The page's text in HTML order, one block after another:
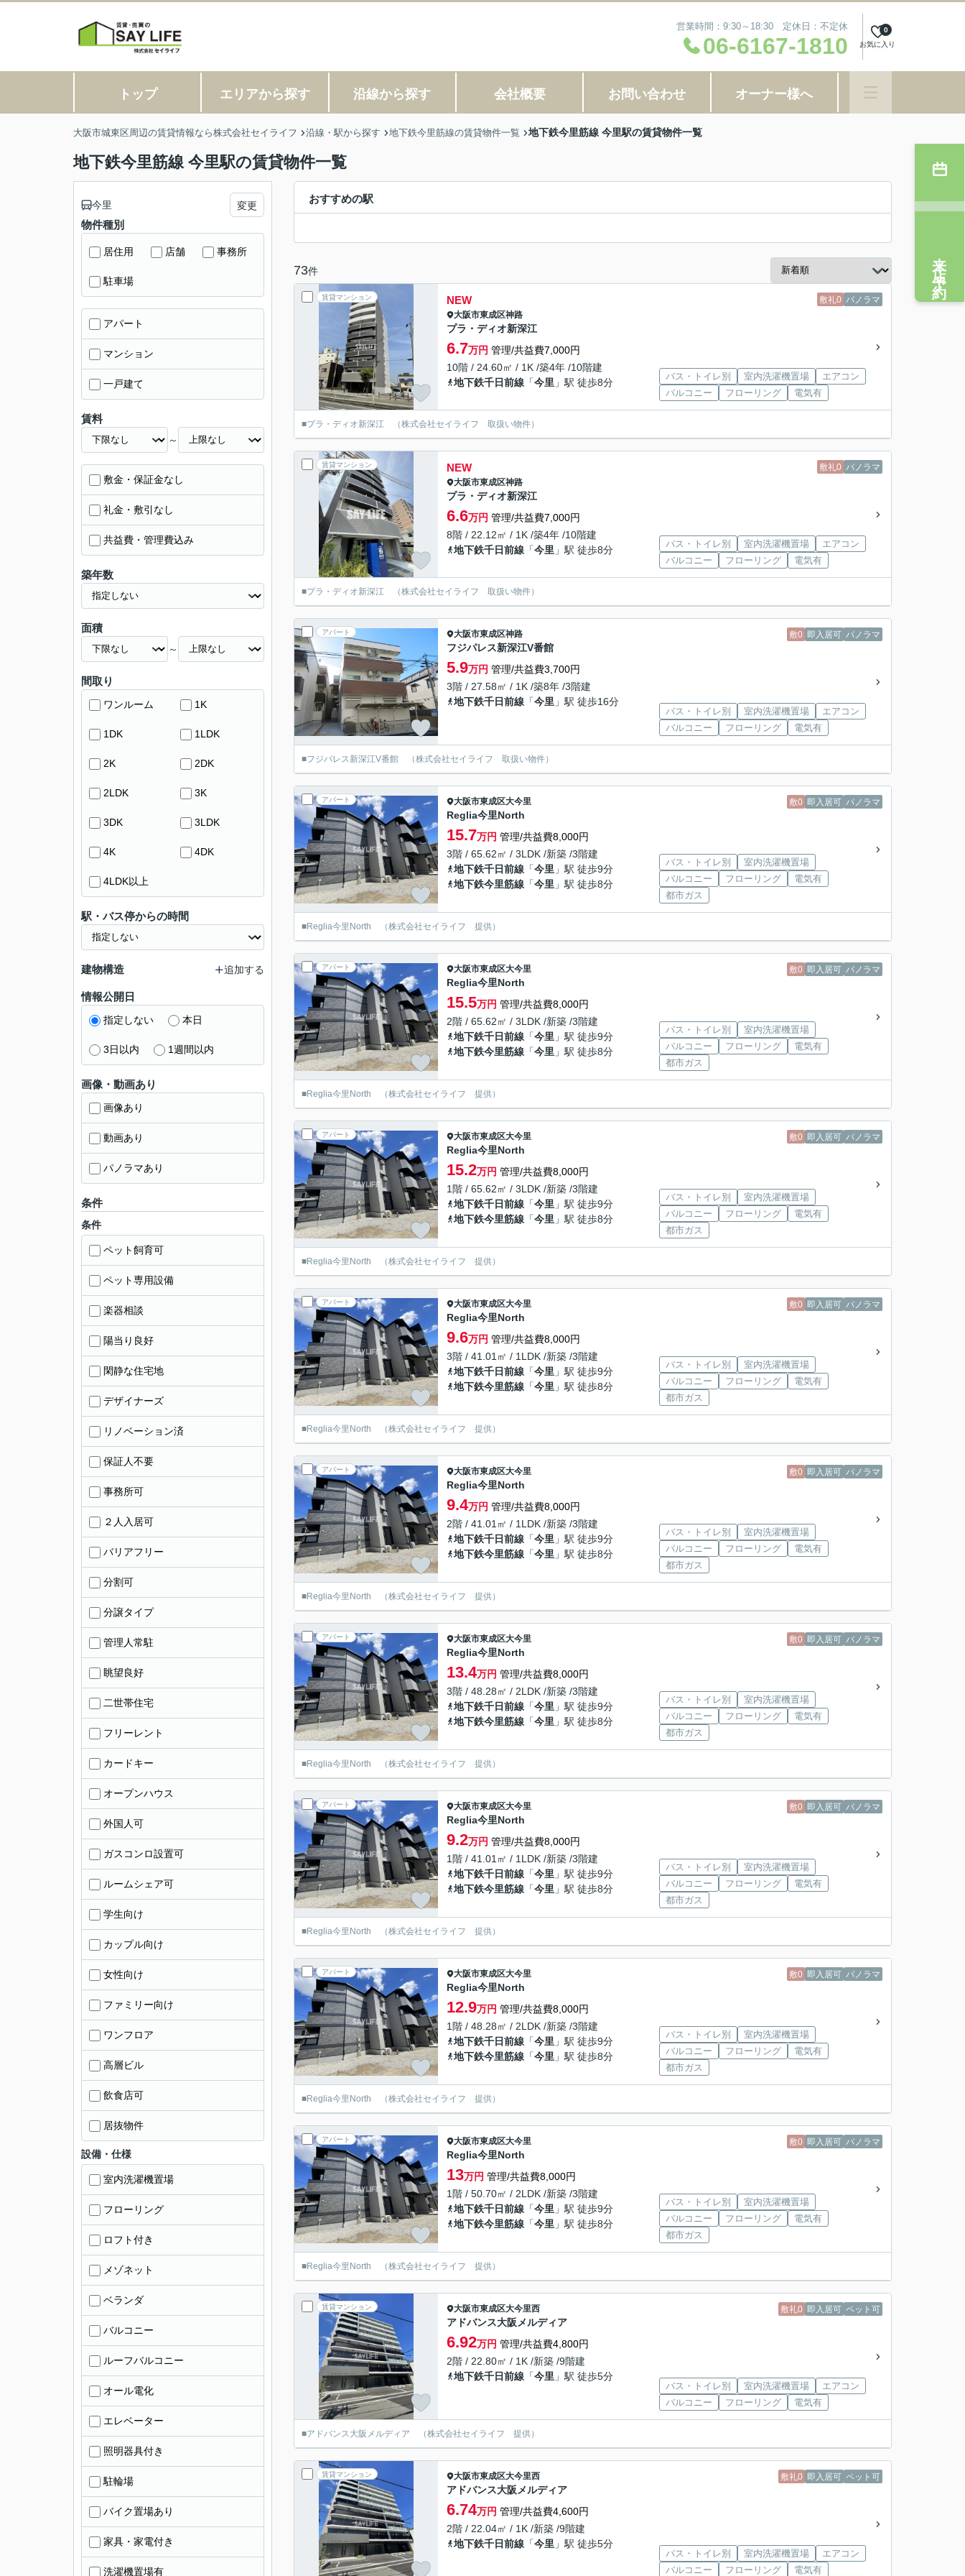
営業時間：9:30～18:30 定休日：不定休
06-6167-1810 お気に入り
0
トップ エリアから探す 沿線から探す 会社概要 お問い合わせ オーナー様へ
大阪市城東区周辺の賃貸情報なら株式会社セイライフ 沿線・駅から探す 地下鉄今里筋線の賃貸物件一覧 地下鉄今里筋線 今里駅の賃貸物件一覧
地下鉄今里筋線 今里駅の賃貸物件一覧
おすすめの駅
73件
賃貸マンション 敷礼0 パノラマ
NEW
大阪市東成区神路
プラ・ディオ新深江
6.7万円 管理/共益費7,000円
10階 / 24.60㎡ / 1K /築4年 /10階建
地下鉄千日前線 「今里 」駅 徒歩8分
バス・トイレ別 室内洗濯機置場
エアコン
バルコニー
フローリング 電気有
■プラ・ディオ新深江 （株式会社セイライフ 取扱い物件）
賃貸マンション 敷礼0 パノラマ
NEW
大阪市東成区神路
プラ・ディオ新深江
6.6万円 管理/共益費7,000円
8階 / 22.12㎡ / 1K /築4年 /10階建
地下鉄千日前線 「今里 」駅 徒歩8分
バス・トイレ別 室内洗濯機置場
エアコン
バルコニー
フローリング 電気有
■プラ・ディオ新深江 （株式会社セイライフ 取扱い物件）
アパート 敷0 即入居可 パノラマ
大阪市東成区神路
フジパレス新深江V番館
5.9万円 管理/共益費3,700円
3階 / 27.58㎡ / 1K /築8年 /3階建
地下鉄千日前線 「今里 」駅 徒歩16分
バス・トイレ別 室内洗濯機置場
エアコン
バルコニー
フローリング 電気有
■フジパレス新深江V番館 （株式会社セイライフ 取扱い物件）
アパート 敷0 即入居可 パノラマ
大阪市東成区大今里
Reglia今里North
15.7万円 管理/共益費8,000円
3階 / 65.62㎡ / 3LDK /新築 /3階建
地下鉄千日前線 「今里 」駅 徒歩9分
地下鉄今里筋線 「今里 」駅 徒歩8分
バス・トイレ別
室内洗濯機置場
バルコニー
フローリング
電気有
都市ガス
■Reglia今里North （株式会社セイライフ 提供）
アパート 敷0 即入居可 パノラマ
大阪市東成区大今里
Reglia今里North
15.5万円 管理/共益費8,000円
2階 / 65.62㎡ / 3LDK /新築 /3階建
地下鉄千日前線 「今里 」駅 徒歩9分
地下鉄今里筋線 「今里 」駅 徒歩8分
バス・トイレ別
室内洗濯機置場
バルコニー
フローリング
電気有
都市ガス
■Reglia今里North （株式会社セイライフ 提供）
アパート 敷0 即入居可 パノラマ
大阪市東成区大今里
Reglia今里North
15.2万円 管理/共益費8,000円
1階 / 65.62㎡ / 3LDK /新築 /3階建
地下鉄千日前線 「今里 」駅 徒歩9分
地下鉄今里筋線 「今里 」駅 徒歩8分
バス・トイレ別
室内洗濯機置場
バルコニー
フローリング
電気有
都市ガス
■Reglia今里North （株式会社セイライフ 提供）
アパート 敷0 即入居可 パノラマ
大阪市東成区大今里
Reglia今里North
9.6万円 管理/共益費8,000円
3階 / 41.01㎡ / 1LDK /新築 /3階建
地下鉄千日前線 「今里 」駅 徒歩9分
地下鉄今里筋線 「今里 」駅 徒歩8分
バス・トイレ別
室内洗濯機置場
バルコニー
フローリング
電気有
都市ガス
■Reglia今里North （株式会社セイライフ 提供）
アパート 敷0 即入居可 パノラマ
大阪市東成区大今里
Reglia今里North
9.4万円 管理/共益費8,000円
2階 / 41.01㎡ / 1LDK /新築 /3階建
地下鉄千日前線 「今里 」駅 徒歩9分
地下鉄今里筋線 「今里 」駅 徒歩8分
バス・トイレ別
室内洗濯機置場
バルコニー
フローリング
電気有
都市ガス
■Reglia今里North （株式会社セイライフ 提供）
アパート 敷0 即入居可 パノラマ
大阪市東成区大今里
Reglia今里North
13.4万円 管理/共益費8,000円
3階 / 48.28㎡ / 2LDK /新築 /3階建
地下鉄千日前線 「今里 」駅 徒歩9分
地下鉄今里筋線 「今里 」駅 徒歩8分
バス・トイレ別
室内洗濯機置場
バルコニー
フローリング
電気有
都市ガス
■Reglia今里North （株式会社セイライフ 提供）
アパート 敷0 即入居可 パノラマ
大阪市東成区大今里
Reglia今里North
9.2万円 管理/共益費8,000円
1階 / 41.01㎡ / 1LDK /新築 /3階建
地下鉄千日前線 「今里 」駅 徒歩9分
地下鉄今里筋線 「今里 」駅 徒歩8分
バス・トイレ別
室内洗濯機置場
バルコニー
フローリング
電気有
都市ガス
■Reglia今里North （株式会社セイライフ 提供）
アパート 敷0 即入居可 パノラマ
大阪市東成区大今里
Reglia今里North
12.9万円 管理/共益費8,000円
1階 / 48.28㎡ / 2LDK /新築 /3階建
地下鉄千日前線 「今里 」駅 徒歩9分
地下鉄今里筋線 「今里 」駅 徒歩8分
バス・トイレ別
室内洗濯機置場
バルコニー
フローリング
電気有
都市ガス
■Reglia今里North （株式会社セイライフ 提供）
アパート 敷0 即入居可 パノラマ
大阪市東成区大今里
Reglia今里North
13万円 管理/共益費8,000円
1階 / 50.70㎡ / 2LDK /新築 /3階建
地下鉄千日前線 「今里 」駅 徒歩9分
地下鉄今里筋線 「今里 」駅 徒歩8分
バス・トイレ別
室内洗濯機置場
バルコニー
フローリング
電気有
都市ガス
■Reglia今里North （株式会社セイライフ 提供）
賃貸マンション 敷礼0 即入居可 ペット可
大阪市東成区大今里西
アドバンス大阪メルディア
6.92万円 管理/共益費4,800円
2階 / 22.80㎡ / 1K /新築 /9階建
地下鉄千日前線 「今里 」駅 徒歩5分
バス・トイレ別 室内洗濯機置場
エアコン
バルコニー
フローリング 電気有
■アドバンス大阪メルディア （株式会社セイライフ 提供）
賃貸マンション 敷礼0 即入居可 ペット可
大阪市東成区大今里西
アドバンス大阪メルディア
6.74万円 管理/共益費4,600円
2階 / 22.04㎡ / 1K /新築 /9階建
地下鉄千日前線 「今里 」駅 徒歩5分
バス・トイレ別 室内洗濯機置場
エアコン
バルコニー
フローリング 電気有
今里 変更
物件種別
居住用 店舗 事務所
駐車場
アパート
マンション
一戸建て
賃料
～
敷金・保証金なし
礼金・敷引なし
共益費・管理費込み
築年数
面積
～
間取り
ワンルーム 1K
1DK 1LDK
2K 2DK
2LDK 3K
3DK 3LDK
4K 4DK
4LDK以上
駅・バス停からの時間
建物構造 追加する
情報公開日
指定しない 本日
3日以内 1週間以内
画像・動画あり
画像あり
動画あり
パノラマあり
条件
条件
ペット飼育可
ペット専用設備
楽器相談
陽当り良好
閑静な住宅地
デザイナーズ
リノベーション済
保証人不要
事務所可
２人入居可
バリアフリー
分割可
分譲タイプ
管理人常駐
眺望良好
二世帯住宅
フリーレント
カードキー
オープンハウス
外国人可
ガスコンロ設置可
ルームシェア可
学生向け
カップル向け
女性向け
ファミリー向け
ワンフロア
高層ビル
飲食店可
居抜物件
設備・仕様
室内洗濯機置場
フローリング
ロフト付き
メゾネット
ベランダ
バルコニー
ルーフバルコニー
オール電化
エレベーター
照明器具付き
駐輪場
バイク置場あり
家具・家電付き
洗濯機置場有
来店予約